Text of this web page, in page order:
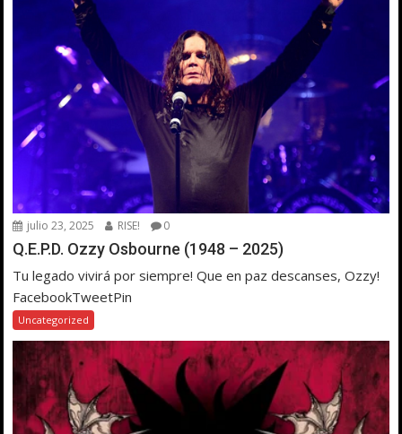
julio 23, 2025 RISE! 0
Q.E.P.D. Ozzy Osbourne (1948 – 2025)
Tu legado vivirá por siempre! Que en paz descanses, Ozzy!
FacebookTweetPin
Uncategorized